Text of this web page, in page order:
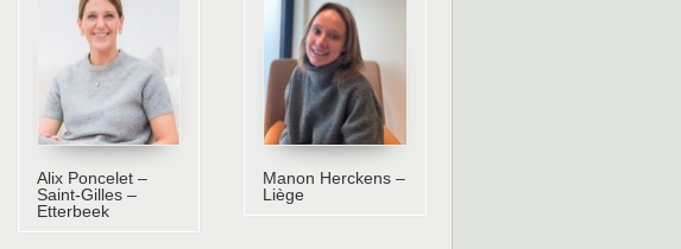
Alix Poncelet –
Saint-Gilles –
Etterbeek
Manon Herckens –
Liège